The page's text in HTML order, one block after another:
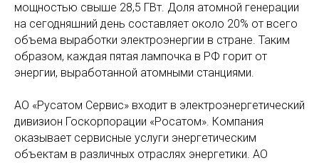
мощностью свыше 28,5 ГВт. Доля атомной генерации
на сегодняшний день составляет около 20% от всего
объема выработки электроэнергии в стране. Таким
образом, каждая пятая лампочка в РФ горит от
энергии, выработанной атомными станциями.
АО «Русатом Сервис» входит в электроэнергетический
дивизион Госкорпорации «Росатом». Компания
оказывает сервисные услуги энергетическим
объектам в различных отраслях энергетики. АО